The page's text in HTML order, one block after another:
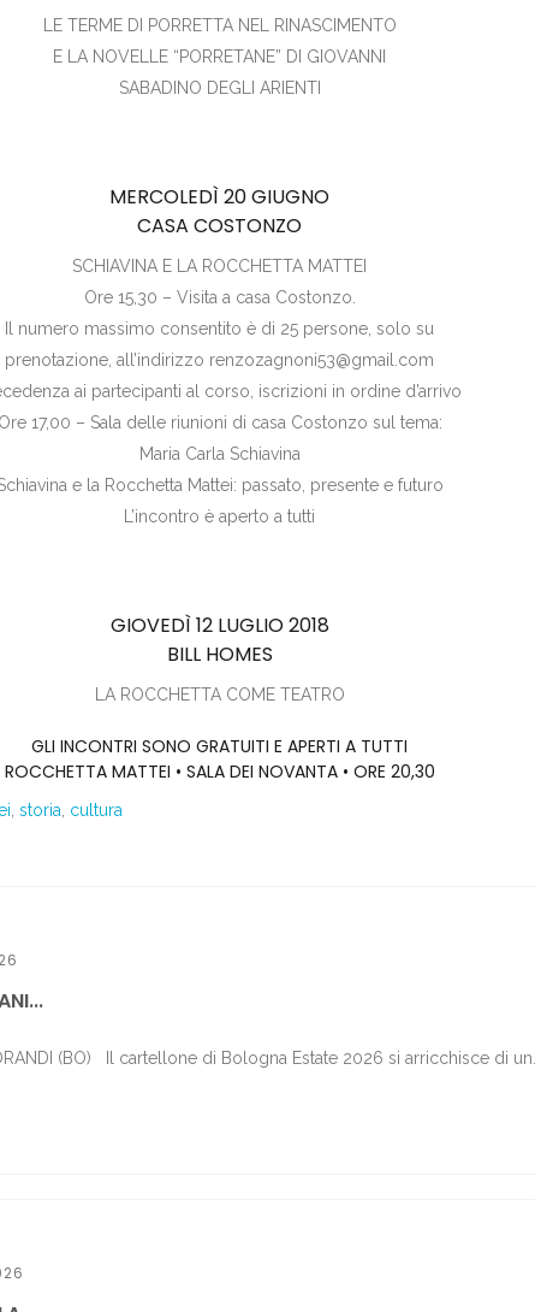
LE TERME DI PORRETTA NEL RINASCIMENTO
E LA NOVELLE “PORRETANE” DI GIOVANNI
SABADINO DEGLI ARIENTI
MERCOLEDÌ 20 GIUGNO
CASA COSTONZO
SCHIAVINA E LA ROCCHETTA MATTEI
Ore 15,30 – Visita a casa Costonzo.
Il numero massimo consentito è di 25 persone, solo su
prenotazione, all’indirizzo renzozagnoni53@gmail.com
ai partecipanti al corso, iscrizioni in ordine d’arrivo
17,00 – Sala delle riunioni di casa Costonzo sul tema:
Maria Carla Schiavina
e la Rocchetta Mattei: passato, presente e futuro
L’incontro è aperto a tutti
GIOVEDÌ 12 LUGLIO 2018
BILL HOMES
LA ROCCHETTA COME TEATRO
GLI INCONTRI SONO GRATUITI E APERTI A TUTTI
ROCCHETTA MATTEI • SALA DEI NOVANTA • ORE 20,30
storia cultura
(BO) Il cartellone di Bologna Estate 2026 si arricchisce di un...